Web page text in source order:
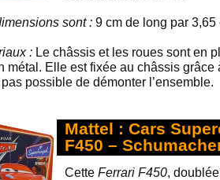
sont : 9 cm de long par
: Le châssis et les roues sont en
métal. Elle est fixée au châssis grâce
possible de démonter l’ensemble.
Mattel : Cars
F450 –
Cette Ferrari F450,